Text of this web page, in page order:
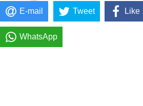
E-mail Tweet Like
WhatsApp